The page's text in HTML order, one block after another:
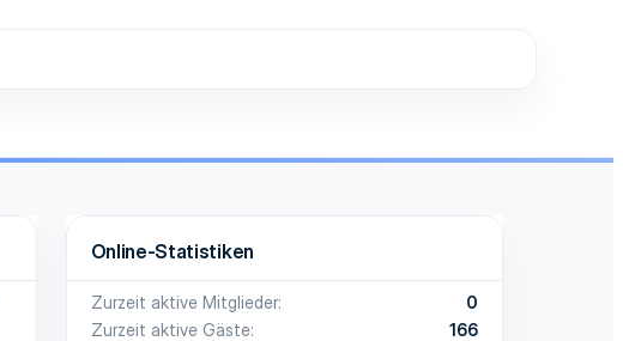
Online-Statistiken
Zurzeit aktive Mitglieder
0
Zurzeit aktive Gäste
166